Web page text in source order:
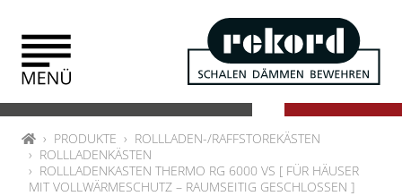
HOMEPRODUKTE
ROLLLADEN-/RAFFSTOREKÄSTEN
ROLLLADENKÄSTEN
ROLLLADENKASTEN THERMO RG 6000 VS [ FÜR HÄUSER
MIT VOLLWÄRMESCHUTZ – RAUMSEITIG GESCHLOSSEN ]